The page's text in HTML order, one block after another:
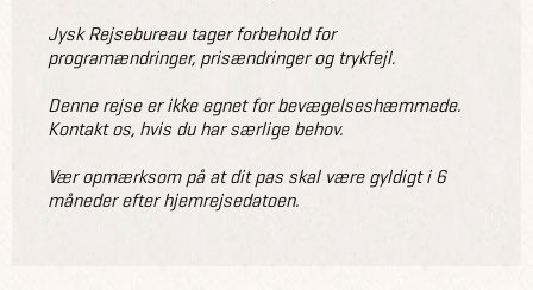
Jysk Rejsebureau tager forbehold for
programændringer, prisændringer og trykfejl.
Denne rejse er ikke egnet for bevægelseshæmmede.
Kontakt os, hvis du har særlige behov.
Vær opmærksom på at dit pas skal være gyldigt i 6
måneder efter hjemrejsedatoen.